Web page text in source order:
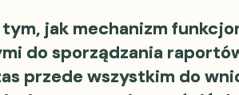
tym, jak mechanizm
do sporządzania
przede wszystkim do